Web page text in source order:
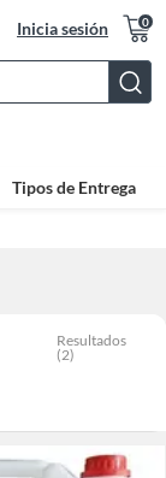
Inicia sesión 0
Bar
Tipos de Entrega
Resultados
(2)